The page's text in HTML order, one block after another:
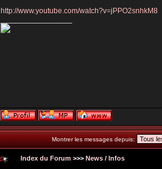
http://www.youtube.com/watch?v=jPPO2snhkM8
_________________
Montrer les messages depuis:
Index du Forum >>> News / Infos